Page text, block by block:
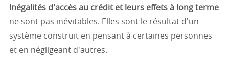
Inégalités d'accès au crédit et leurs effets à long terme
ne sont pas inévitables. Elles sont le résultat d'un
système construit en pensant à certaines personnes
et en négligeant d'autres.